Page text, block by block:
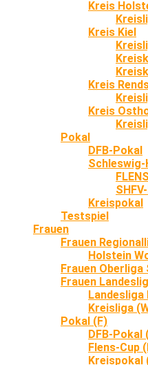
Kreis
Kreis Kiel
Kreis
Kreis
Pokal
DFB-Pokal
Kreispokal
Testspiel
Frauen
Frauen
Holstein
Frauen Oberliga
Frauen
Landesliga
Kreisliga
Pokal (F)
DFB-Pokal
Flens-Cup
Kreispokal